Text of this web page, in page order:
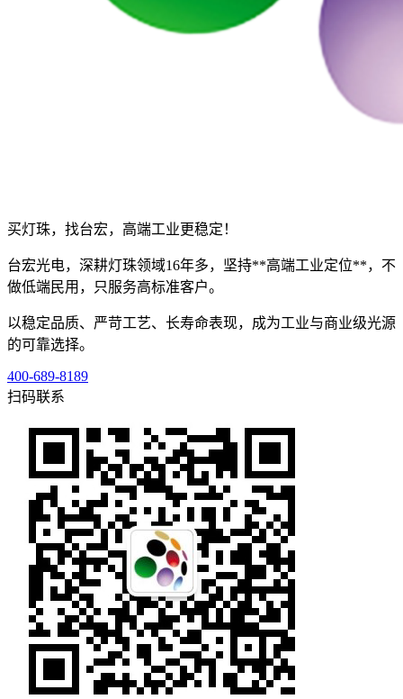
买灯珠，找台宏，高端工业更稳定！
台宏光电，深耕灯珠领域16年多，坚持**高端工业定位**，不
做低端民用，只服务高标准客户。
以稳定品质、严苛工艺、长寿命表现，成为工业与商业级光源
的可靠选择。
400-689-8189
扫码联系